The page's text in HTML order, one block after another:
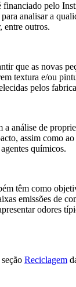
financiado pelo
analisar a
entre outros.
que as novas
textura e/ou
pelos
análise de
assim como
químicos.
têm como
emissões de
odores
Reciclagem